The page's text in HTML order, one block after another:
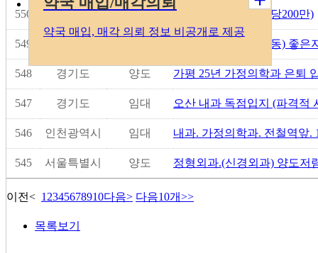
약국 매입, 매각 의뢰 정보 비공개로 제공
550 경기도 임대 내과자리(평택 지원당200만)
549 내과/가정의학과(강동) 좋은
548 경기도 양도 가평 25년 가정의학과 은퇴
547 경기도 임대 오산 내과 독점입지 (파격적
546 인천광역시 임대 내과. 가정의학과. 전철역앞.
545 서울특별시 양도 정형외과.(신경외과) 양도저
이전< 1 2345678910다음> 다음10개>>
목록보기